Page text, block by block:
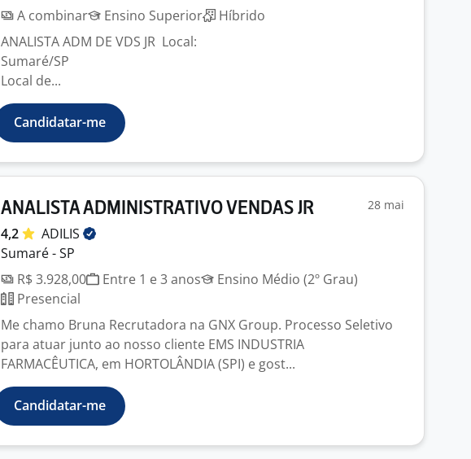
A combinar
Ensino Superior
Híbrido
ANALISTA ADM DE VDS JR Local:
Sumaré/SP
Local de...
Candidatar-me
ANALISTA ADMINISTRATIVO VENDAS JR 28 mai
4,2
ADILIS
Sumaré - SP
R$ 3.928,00
Entre 1 e 3 anos
Ensino Médio (2º Grau)
Presencial
Me chamo Bruna Recrutadora na GNX Group. Processo Seletivo
para atuar junto ao nosso cliente EMS INDUSTRIA
FARMACÊUTICA, em HORTOLÂNDIA (SPI) e gost...
Candidatar-me